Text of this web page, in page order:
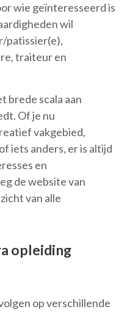
wie geïnteresseerd is
wil
patissier(e),
traiteur en
brede scala aan
Of je nu
vakgebied,
iets anders, er is altijd
en
de website van
van alle
opleiding
op verschillende